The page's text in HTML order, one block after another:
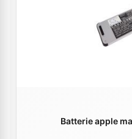
Batterie apple